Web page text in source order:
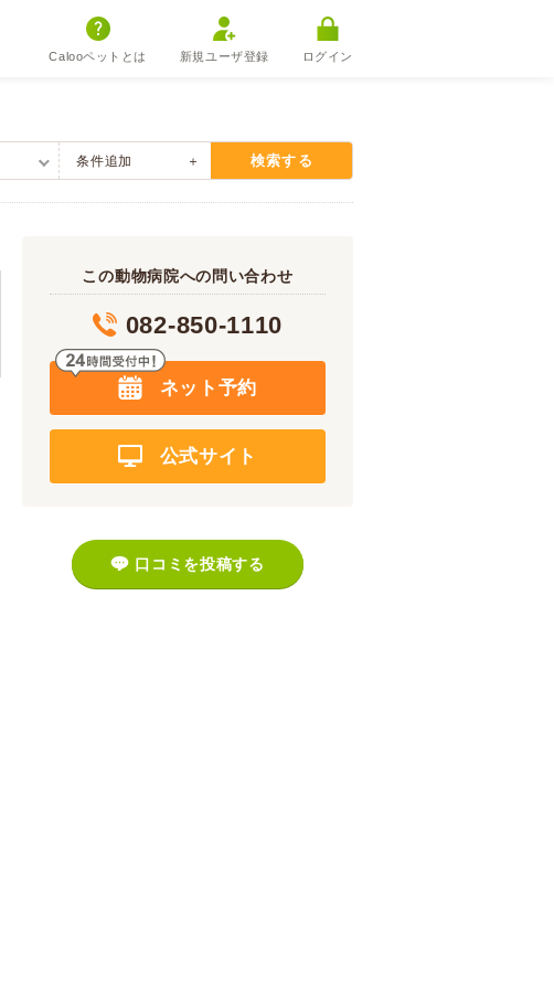
Calooペットとは 新規ユーザ登録 ログイン
条件追加 検索する
この動物病院への問い合わせ
082-850-1110
ネット予約
公式サイト
口コミを投稿する